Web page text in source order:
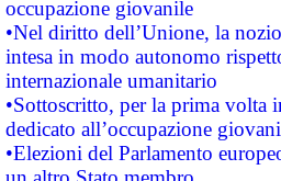
occupazione giovanile
•Nel diritto dell’Unione, la
intesa in modo autonomo
internazionale umanitario
•Sottoscritto, per la prima volta
dedicato all’occupazione
•Elezioni del Parlamento